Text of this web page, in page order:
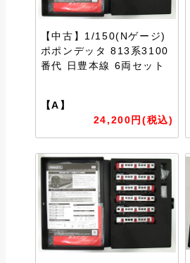
【中古】1/150(Nゲージ)
ポポンデッタ 813系3100
番代 日豊本線 6両セット
【A】
24,200円(税込)